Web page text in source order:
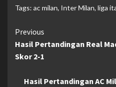
Tags: ac milan, Inter Milan, liga
Continue
Reading
Previous
Hasil Pertandingan Real
Skor 2-1
Hasil Pertandingan AC